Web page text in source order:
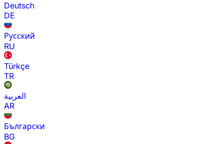
Deutsch
DE
Русский
RU
Türkçe
TR
العربية
AR
Български
BG